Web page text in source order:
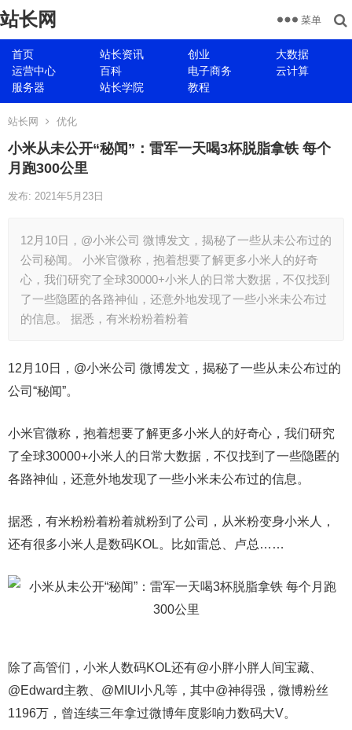
站长网
首页 站长资讯 创业
大数据
运营中心
百科 电子商务
云计算
服务器
站长学院 教程
菜单
站长网 优化
小米从未公开“秘闻”：雷军一天喝3杯脱脂拿铁 每个
月跑300公里
发布: 2021年5月23日
12月10日，@小米公司 微博发文，揭秘了一些从未公布过的
公司秘闻。 小米官微称，抱着想要了解更多小米人的好奇
心，我们研究了全球30000+小米人的日常大数据，不仅找到
了一些隐匿的各路神仙，还意外地发现了一些小米未公布过
的信息。 据悉，有米粉粉着粉着
12月10日，@小米公司 微博发文，揭秘了一些从未公布过的
公司“秘闻”。
小米官微称，抱着想要了解更多小米人的好奇心，我们研究
了全球30000+小米人的日常大数据，不仅找到了一些隐匿的
各路神仙，还意外地发现了一些小米未公布过的信息。
据悉，有米粉粉着粉着就粉到了公司，从米粉变身小米人，
还有很多小米人是数码KOL。比如雷总、卢总……
除了高管们，小米人数码KOL还有@小胖小胖人间宝藏、
@Edward主教、@MIUI小凡等，其中@神得强，微博粉丝
1196万，曾连续三年拿过微博年度影响力数码大V。